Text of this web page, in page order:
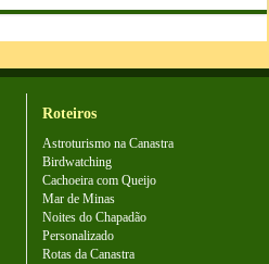
Roteiros
Astroturismo na Canastra
Birdwatching
Cachoeira com Queijo
Mar de Minas
Noites do Chapadão
Personalizado
Rotas da Canastra